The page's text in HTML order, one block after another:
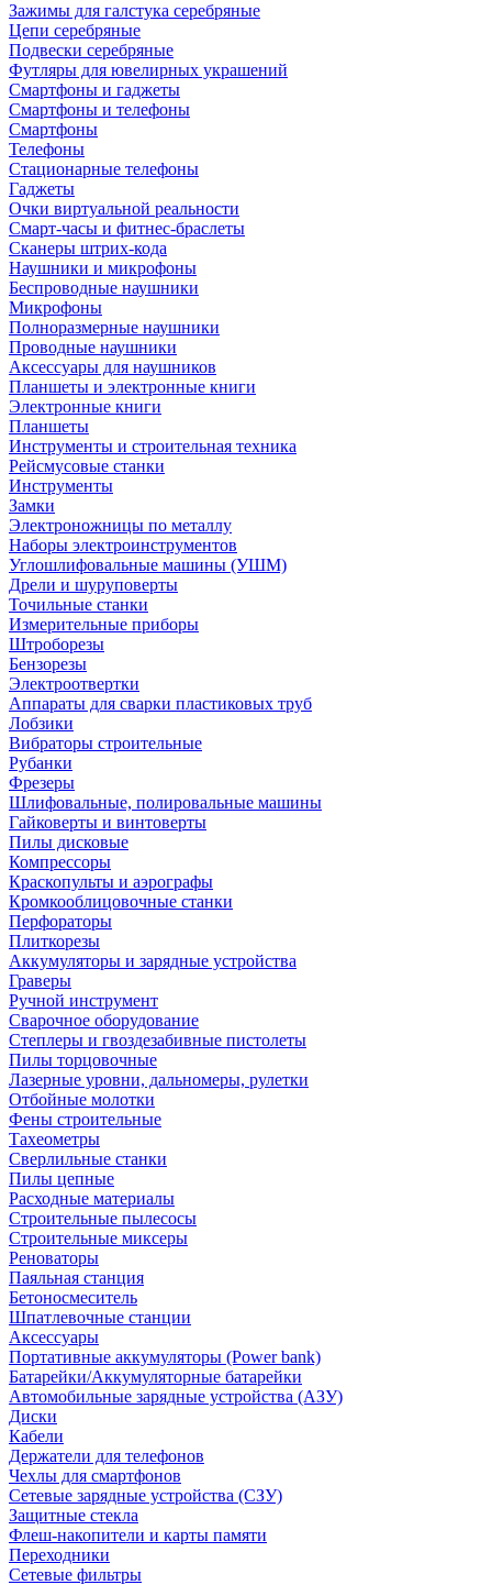
Зажимы для галстука серебряные
Цепи серебряные
Подвески серебряные
Футляры для ювелирных украшений
Смартфоны и гаджеты
Смартфоны и телефоны
Смартфоны
Телефоны
Стационарные телефоны
Гаджеты
Очки виртуальной реальности
Смарт-часы и фитнес-браслеты
Сканеры штрих-кода
Наушники и микрофоны
Беспроводные наушники
Микрофоны
Полноразмерные наушники
Проводные наушники
Аксессуары для наушников
Планшеты и электронные книги
Электронные книги
Планшеты
Инструменты и строительная техника
Рейсмусовые станки
Инструменты
Замки
Электроножницы по металлу
Наборы электроинструментов
Углошлифовальные машины (УШМ)
Дрели и шуруповерты
Точильные станки
Измерительные приборы
Штроборезы
Бензорезы
Электроотвертки
Аппараты для сварки пластиковых труб
Лобзики
Вибраторы строительные
Рубанки
Фрезеры
Шлифовальные, полировальные машины
Гайковерты и винтоверты
Пилы дисковые
Компрессоры
Краскопульты и аэрографы
Кромкооблицовочные станки
Перфораторы
Плиткорезы
Аккумуляторы и зарядные устройства
Граверы
Ручной инструмент
Сварочное оборудование
Степлеры и гвоздезабивные пистолеты
Пилы торцовочные
Лазерные уровни, дальномеры, рулетки
Отбойные молотки
Фены строительные
Тахеометры
Сверлильные станки
Пилы цепные
Расходные материалы
Строительные пылесосы
Строительные миксеры
Реноваторы
Паяльная станция
Бетоносмеситель
Шпатлевочные станции
Аксессуары
Портативные аккумуляторы (Power bank)
Батарейки/Аккумуляторные батарейки
Автомобильные зарядные устройства (АЗУ)
Диски
Кабели
Держатели для телефонов
Чехлы для смартфонов
Сетевые зарядные устройства (СЗУ)
Защитные стекла
Флеш-накопители и карты памяти
Переходники
Сетевые фильтры